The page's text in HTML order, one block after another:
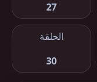
27
الحلقة
30